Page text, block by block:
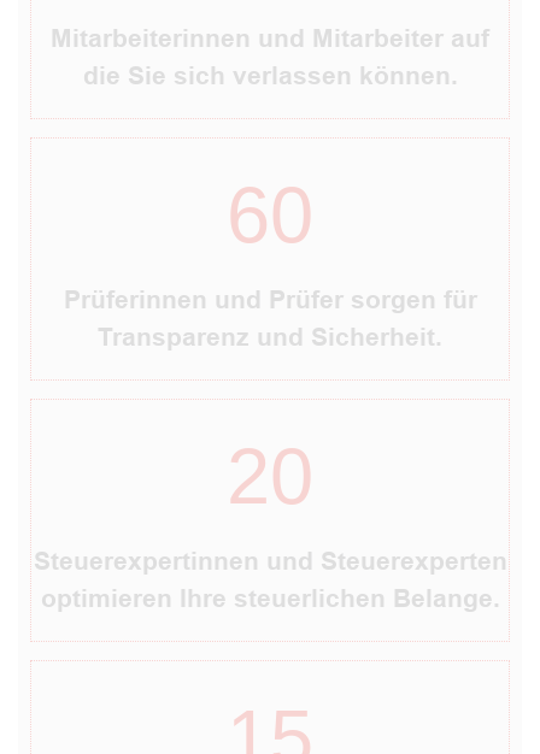
Mitarbeiterinnen und Mitarbeiter auf
die Sie sich verlassen können.
60
Prüferinnen und Prüfer sorgen für
Transparenz und Sicherheit.
20
Steuerexpertinnen und Steuerexperten
optimieren Ihre steuerlichen Belange.